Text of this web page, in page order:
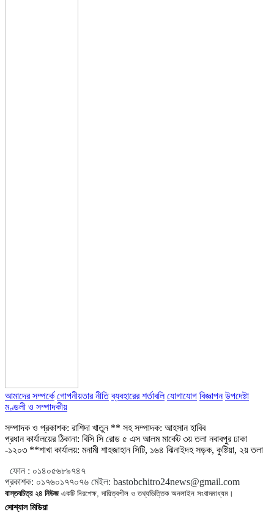
আমাদের সম্পর্কে গোপনীয়তার নীতি ব্যবহারের শর্তাবলি যোগাযোগ বিজ্ঞাপন উপদেষ্টা
মণ্ডলী ও সম্পাদকীয়
সম্পাদক ও প্রকাশক: রাশিদা খাতুন ** সহ সম্পাদক: আহসান হাবিব
প্রধান কার্যালয়ের ঠিকানা: বিসি সি রোড ৫ এস আলম মার্কেট ৩য় তলা নবাবপুর ঢাকা
-১২০৩ **শাখা কার্যালয়: মনামী শাহজাহান সিটি, ১৬৪ ঝিনাইদহ সড়ক, কুষ্টিয়া, ২য় তলা
ফোন : ০১৪০৫৬৮৯৭৪৭
প্রকাশক: ০১৭৬০১৭৭০৭৬ মেইল: bastobchitro24news@gmail.com
বাস্তবচিত্র ২৪ নিউজএকটি নিরপেক্ষ, দায়িত্বশীল ও তথ্যভিত্তিক অনলাইন সংবাদমাধ্যম।
সোশ্যাল মিডিয়া